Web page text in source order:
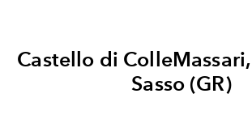
Castello di
Sasso (GR)